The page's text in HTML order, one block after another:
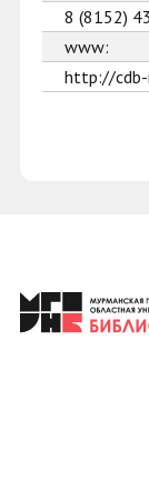
8 (8152)
www:
http://cdb-